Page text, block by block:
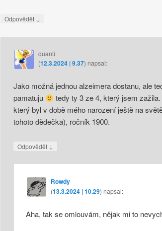
Odpovědět ↓
quanti
(12.3.2024 | 9.37) napsal:
Jako možná jednou alzeimera dostanu, ale
pamatuju
tedy ty 3 ze 4, který jsem
který byl v době mého narození ještě na
tohoto dědečka), ročník 1900.
Odpovědět ↓
Rowdy
(13.3.2024 | 10.29) napsal:
Aha, tak se omlouvám, nějak mi to